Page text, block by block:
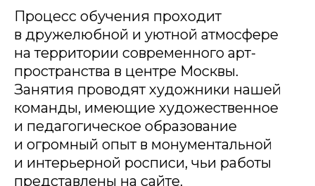
Процесс обучения проходит
в дружелюбной и уютной атмосфере
на территории современного арт-
пространства в центре Москвы.
Занятия проводят художники нашей
команды, имеющие художественное
и педагогическое образование
и огромный опыт в монументальной
и интерьерной росписи, чьи работы
представлены на сайте.